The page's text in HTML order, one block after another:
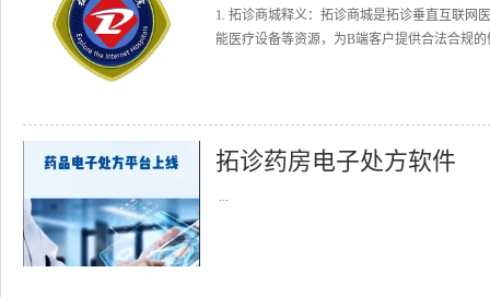
1. 拓诊商城释义：拓诊商城是拓诊垂直互联网
能医疗设备等资源，为B端客户提供合法合规
拓诊药房电子处方软件
...